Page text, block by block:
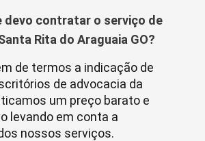
devo contratar o serviço de
Rita do Araguaia GO?
de termos a indicação de
de advocacia da
um preço barato e
levando em conta a
nossos serviços.